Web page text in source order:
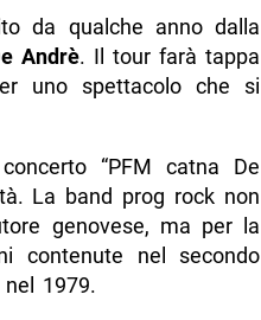
da qualche anno dalla
Andrè. Il tour farà tappa
uno spettacolo che si
“PFM catna De
La band prog rock non
genovese, ma per la
contenute nel secondo
1979.